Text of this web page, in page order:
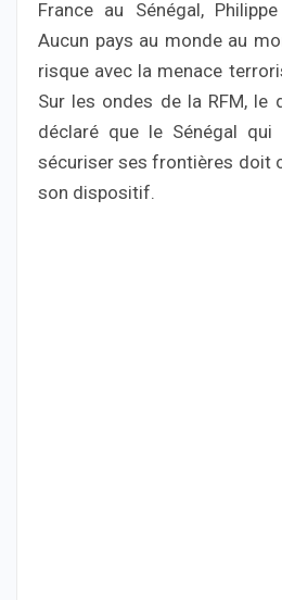
France au Sénégal,
Aucun pays au monde au
risque avec la menace
Sur les ondes de la RFM, le
déclaré que le Sénégal qui
sécuriser ses frontières doit
son dispositif.